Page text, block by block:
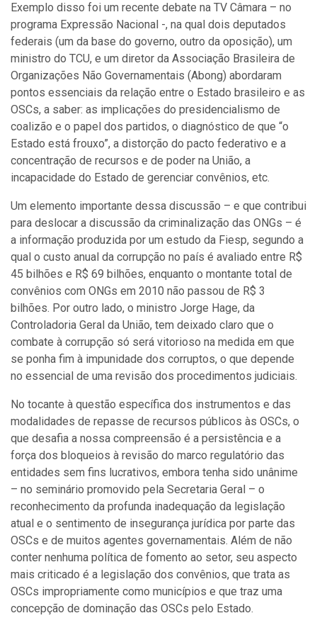
Exemplo disso foi um recente debate na TV Câmara – no
programa Expressão Nacional -, na qual dois deputados
federais (um da base do governo, outro da oposição), um
ministro do TCU, e um diretor da Associação Brasileira de
Organizações Não Governamentais (Abong) abordaram
pontos essenciais da relação entre o Estado brasileiro e as
OSCs, a saber: as implicações do presidencialismo de
coalizão e o papel dos partidos, o diagnóstico de que “o
Estado está frouxo”, a distorção do pacto federativo e a
concentração de recursos e de poder na União, a
incapacidade do Estado de gerenciar convênios, etc.
Um elemento importante dessa discussão – e que contribui
para deslocar a discussão da criminalização das ONGs – é
a informação produzida por um estudo da Fiesp, segundo a
qual o custo anual da corrupção no país é avaliado entre R$
45 bilhões e R$ 69 bilhões, enquanto o montante total de
convênios com ONGs em 2010 não passou de R$ 3
bilhões. Por outro lado, o ministro Jorge Hage, da
Controladoria Geral da União, tem deixado claro que o
combate à corrupção só será vitorioso na medida em que
se ponha fim à impunidade dos corruptos, o que depende
no essencial de uma revisão dos procedimentos judiciais.
No tocante à questão específica dos instrumentos e das
modalidades de repasse de recursos públicos às OSCs, o
que desafia a nossa compreensão é a persistência e a
força dos bloqueios à revisão do marco regulatório das
entidades sem fins lucrativos, embora tenha sido unânime
– no seminário promovido pela Secretaria Geral – o
reconhecimento da profunda inadequação da legislação
atual e o sentimento de insegurança jurídica por parte das
OSCs e de muitos agentes governamentais. Além de não
conter nenhuma política de fomento ao setor, seu aspecto
mais criticado é a legislação dos convênios, que trata as
OSCs impropriamente como municípios e que traz uma
concepção de dominação das OSCs pelo Estado.